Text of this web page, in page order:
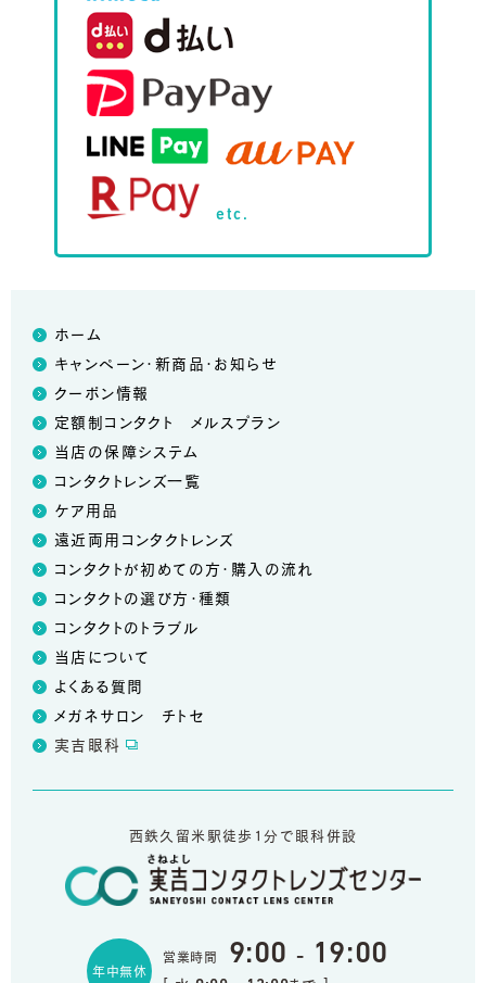
etc.
ホーム
キャンペーン・新商品・お知らせ
クーポン情報
定額制コンタクト メルスプラン
当店の保障システム
コンタクトレンズ一覧
ケア用品
遠近両用コンタクトレンズ
コンタクトが初めての方・購入の流れ
コンタクトの選び方・種類
コンタクトのトラブル
当店について
よくある質問
メガネサロン チトセ
実吉眼科
西鉄久留米駅徒歩1分で眼科併設
年中無休
営業時間 9:00 - 19:00